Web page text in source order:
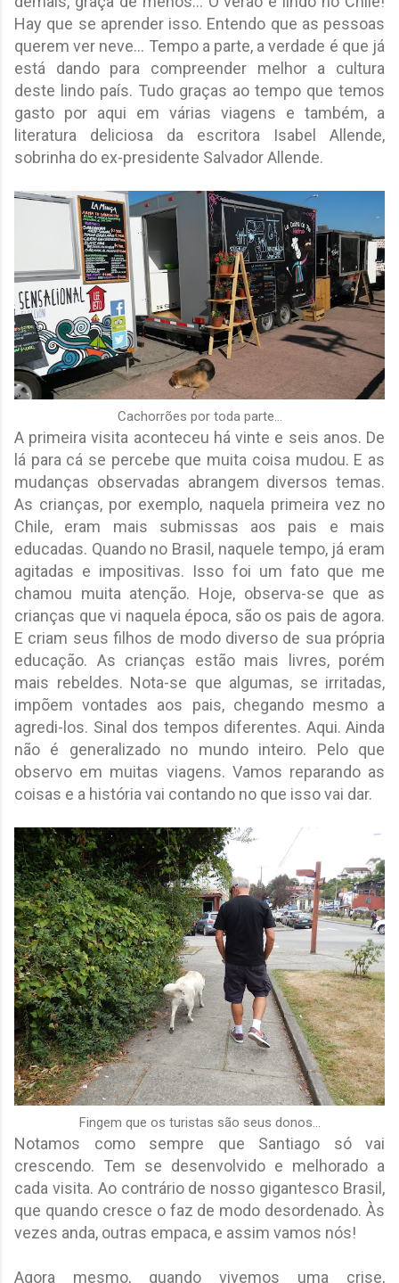
Hay que se aprender isso. Entendo que as pessoas
querem ver neve... Tempo a parte, a verdade é que já
está dando para compreender melhor a cultura
deste lindo país. Tudo graças ao tempo que temos
gasto por aqui em várias viagens e também, a
literatura deliciosa da escritora Isabel Allende,
sobrinha do ex-presidente Salvador Allende.
Cachorrões por toda parte...
A primeira visita aconteceu há vinte e seis anos. De
lá para cá se percebe que muita coisa mudou. E as
mudanças observadas abrangem diversos temas.
As crianças, por exemplo, naquela primeira vez no
Chile, eram mais submissas aos pais e mais
educadas. Quando no Brasil, naquele tempo, já eram
agitadas e impositivas. Isso foi um fato que me
chamou muita atenção. Hoje, observa-se que as
crianças que vi naquela época, são os pais de agora.
E criam seus filhos de modo diverso de sua própria
educação. As crianças estão mais livres, porém
mais rebeldes. Nota-se que algumas, se irritadas,
impõem vontades aos pais, chegando mesmo a
agredi-los. Sinal dos tempos diferentes. Aqui. Ainda
não é generalizado no mundo inteiro. Pelo que
observo em muitas viagens. Vamos reparando as
coisas e a história vai contando no que isso vai dar.
Fingem que os turistas são seus donos...
Notamos como sempre que Santiago só vai
crescendo. Tem se desenvolvido e melhorado a
cada visita. Ao contrário de nosso gigantesco Brasil,
que quando cresce o faz de modo desordenado. Às
vezes anda, outras empaca, e assim vamos nós!
Agora mesmo, quando vivemos uma crise,